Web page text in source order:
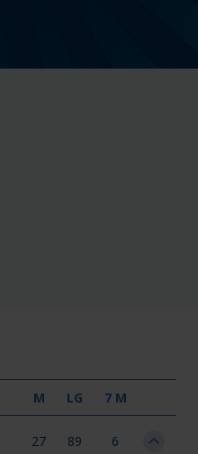
M LG 7 M
27 89 6